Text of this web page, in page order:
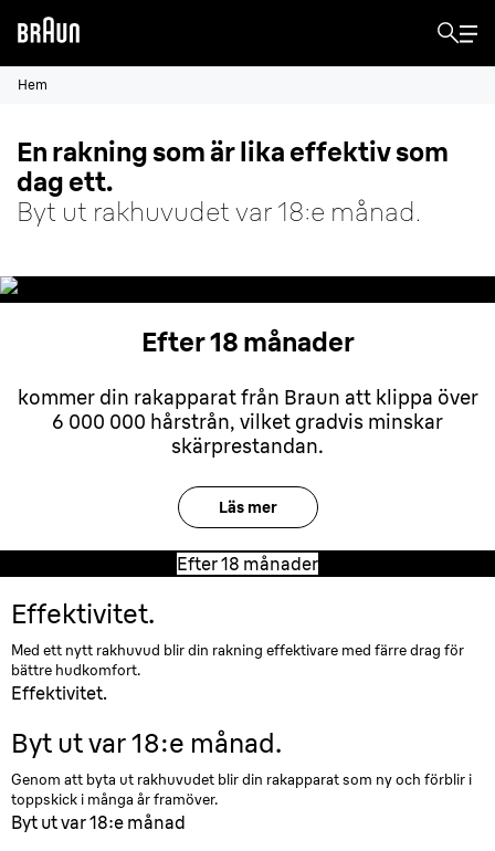
Hem
En rakning som är lika effektiv som
dag ett.
Byt ut rakhuvudet var 18:e månad.
Efter 18 månader
kommer din rakapparat från Braun att klippa över
6 000 000 hårstrån, vilket gradvis minskar
skärprestandan.
Läs mer
Efter 18 månader
Effektivitet.
Med ett nytt rakhuvud blir din rakning effektivare med färre drag för
bättre hudkomfort.
Effektivitet.
Byt ut var 18:e månad.
Genom att byta ut rakhuvudet blir din rakapparat som ny och förblir i
toppskick i många år framöver.
Byt ut var 18:e månad